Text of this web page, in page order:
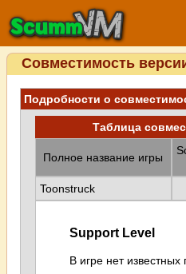
Совместимость
Подробности о
Таблица
Полное название игры
Toonstruck
Support Level
В игре нет известных